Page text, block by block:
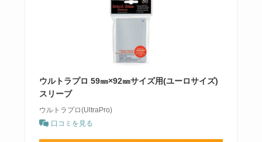
ウルトラプロ 59㎜×92㎜サイズ用(ユーロサイズ)
スリーブ
ウルトラプロ(UltraPro)
口コミを見る